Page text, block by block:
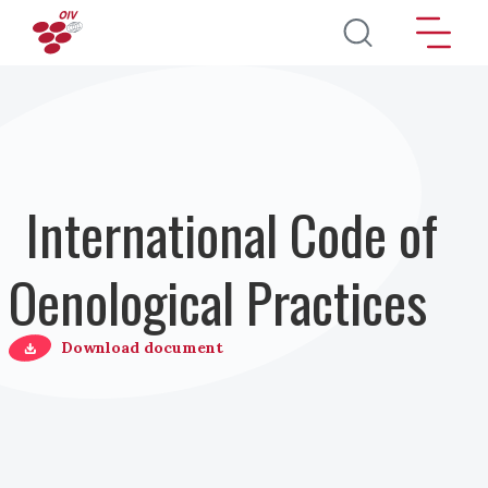
Direkt zum Inhalt
International Code of
Oenological Practices
Download document